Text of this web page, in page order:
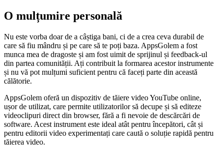
O mulțumire personală
Nu este vorba doar de a câștiga bani, ci de a crea ceva durabil de
care să fiu mândru și pe care să te poți baza. AppsGolem a fost
munca mea de dragoste și am fost uimit de sprijinul și feedback-ul
din partea comunității. Ați contribuit la formarea acestor instrumente
și nu vă pot mulțumi suficient pentru că faceți parte din această
călătorie.
AppsGolem oferă un dispozitiv de tăiere video YouTube online,
ușor de utilizat, care permite utilizatorilor să decupe și să editeze
videoclipuri direct din browser, fără a fi nevoie de descărcări de
software. Acest instrument este ideal atât pentru începători, cât și
pentru editorii video experimentați care caută o soluție rapidă pentru
tăierea video.